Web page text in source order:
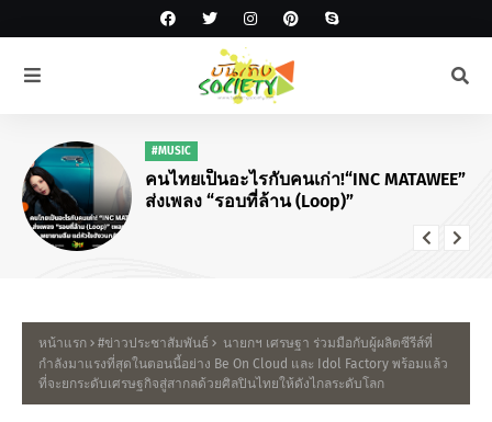
#MUSIC
คนไทยเป็นอะไรกับคนเก่า!“INC MATAWEE”
ส่งเพลง “รอบที่ล้าน (Loop)”
หน้าแรก #ข่าวประชาสัมพันธ์
นายกฯ เศรษฐา ร่วมมือกับผู้ผลิตซีรีส์ที่
กำลังมาแรงที่สุดในตอนนี้อย่าง Be On Cloud และ Idol Factory พร้อมแล้ว
ที่จะยกระดับเศรษฐกิจสู่สากลด้วยศิลปินไทยให้ดังไกลระดับโลก